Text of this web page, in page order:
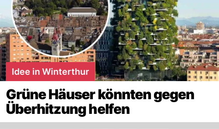
Idee in Winterthur
Grüne Häuser könnten gegen
Überhitzung helfen